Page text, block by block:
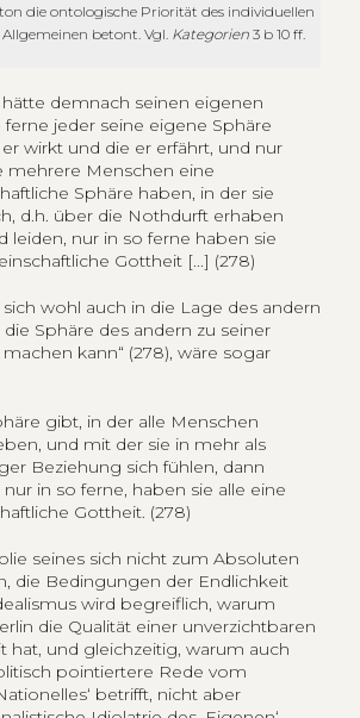
die ontologische Priorität des individuellen
betont. Vgl. Kategorien 3 b 10 ff.
demnach seinen eigenen
ferne jeder seine eigene Sphäre
wirkt und die er erfährt, und nur
mehrere Menschen eine
Sphäre haben, in der sie
d.h. über die Nothdurft erhaben
leiden, nur in so ferne haben sie
Gottheit [...] (278)
sich wohl auch in die Lage des andern
Sphäre des andern zu seiner
kann“ (278), wäre sogar
gibt, in der alle Menschen
und mit der sie in mehr als
Beziehung sich fühlen, dann
in so ferne, haben sie alle eine
Gottheit. (278)
seines sich nicht zum Absoluten
die Bedingungen der Endlichkeit
wird begreiflich, warum
die Qualität einer unverzichtbaren
hat, und gleichzeitig, warum auch
pointiertere Rede vom
betrifft, nicht aber